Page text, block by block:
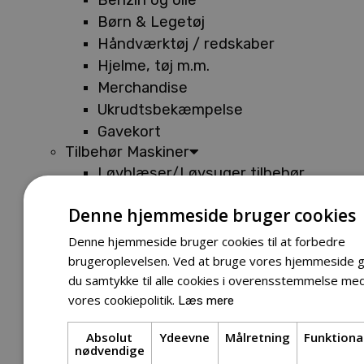
Børn & Legetøj
Håndværktøj / redskaber
Hjelme, tøj m.m.
Merchandise
Ukrudtsbekæmpelse
Gavekort
Tilbehør Maskiner
Løvblæser/Løvsuger tilbehør
Tilbehør Buskryddere og Trimmere
Tilbehør Entreprenørudstyr
Tilbehør Havetraktor
Tilbehør Hækkeklippere
Tilbehør Motorsav
Tilbehør Kæder
Tilbehør Sværd
Denne hjemmeside bruger cookies
Denne hjemmeside bruger cookies til at forbedre
brugeroplevelsen. Ved at bruge vores hjemmeside
du samtykke til alle cookies i overensstemmelse
vores cookiepolitik. Læs mere
Absolut
nødvendige
Ydeevne Målretning